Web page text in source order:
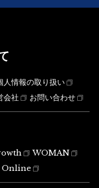
人情報の取り扱い
会社 お問い合わせ
WOMAN
Online